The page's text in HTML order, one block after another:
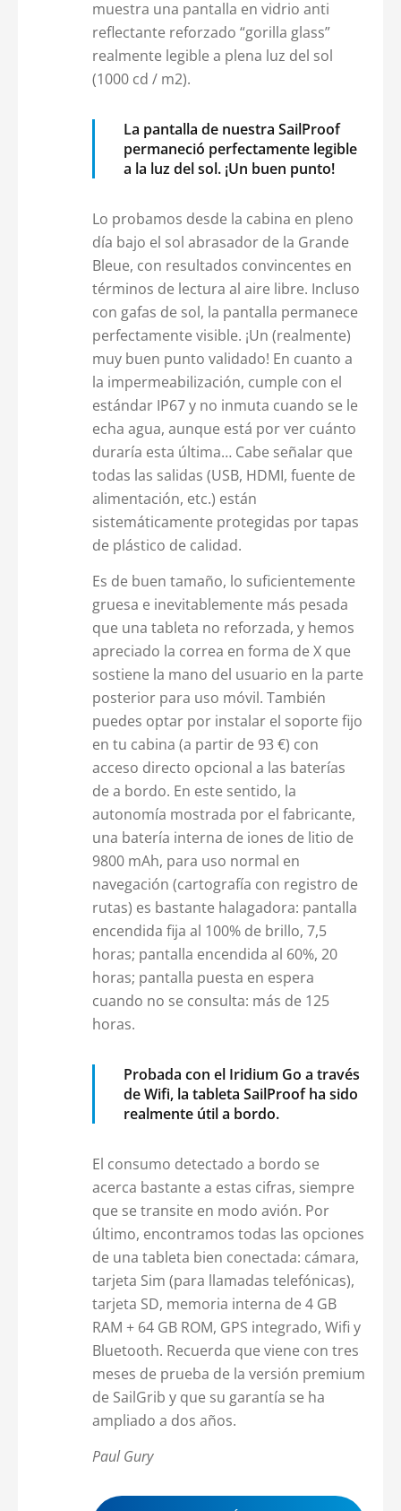
muestra una pantalla en vidrio anti
reflectante reforzado “gorilla glass”
realmente legible a plena luz del sol
(1000 cd / m2).
La pantalla de nuestra SailProof
permaneció perfectamente legible
a la luz del sol. ¡Un buen punto!
Lo probamos desde la cabina en pleno
día bajo el sol abrasador de la Grande
Bleue, con resultados convincentes en
términos de lectura al aire libre. Incluso
con gafas de sol, la pantalla permanece
perfectamente visible. ¡Un (realmente)
muy buen punto validado! En cuanto a
la impermeabilización, cumple con el
estándar IP67 y no inmuta cuando se le
echa agua, aunque está por ver cuánto
duraría esta última… Cabe señalar que
todas las salidas (USB, HDMI, fuente de
alimentación, etc.) están
sistemáticamente protegidas por tapas
de plástico de calidad.
Es de buen tamaño, lo suficientemente
gruesa e inevitablemente más pesada
que una tableta no reforzada, y hemos
apreciado la correa en forma de X que
sostiene la mano del usuario en la parte
posterior para uso móvil. También
puedes optar por instalar el soporte fijo
en tu cabina (a partir de 93 €) con
acceso directo opcional a las baterías
de a bordo. En este sentido, la
autonomía mostrada por el fabricante,
una batería interna de iones de litio de
9800 mAh, para uso normal en
navegación (cartografía con registro de
rutas) es bastante halagadora: pantalla
encendida fija al 100% de brillo, 7,5
horas; pantalla encendida al 60%, 20
horas; pantalla puesta en espera
cuando no se consulta: más de 125
horas.
Probada con el Iridium Go a través
de Wifi, la tableta SailProof ha sido
realmente útil a bordo.
El consumo detectado a bordo se
acerca bastante a estas cifras, siempre
que se transite en modo avión. Por
último, encontramos todas las opciones
de una tableta bien conectada: cámara,
tarjeta Sim (para llamadas telefónicas),
tarjeta SD, memoria interna de 4 GB
RAM + 64 GB ROM, GPS integrado, Wifi y
Bluetooth. Recuerda que viene con tres
meses de prueba de la versión premium
de SailGrib y que su garantía se ha
ampliado a dos años.
Paul Gury